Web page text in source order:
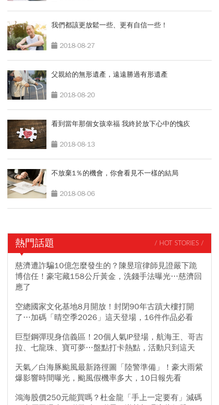
我們都該更放鬆一些、更有自信一些！
2018-08-27
父親給的無形遺產，遠遠勝過有形遺產
2018-08-20
看到當年那個女孩幸福 我終於放下心中的愧疚
2018-08-13
不放棄1％的機會，你會看見不一樣的結局
2018-08-06
熱門話題 / HOT STORIES /
慈濟遭詐騙10億怎麼發生的？陳昱瑄律師見證嚴下跪
博信任！豪宅藏158公斤黃金，洗錢手法曝光…慈濟回
應了
空總國家文化基地8月開放！封閉90年古蹟大樓打開
了…加碼「晴空季2026」這天登場，16件作品必看
巨型鋼彈現身信義區！20個人氣IP登場，航海王、哥吉
拉、七龍珠、寶可夢…盤點打卡熱點，活動只到這天
天氣／白海豚颱風最新路徑圖「陸警準備」！豪大雨紫
爆影響時間曝光，颱風假機率多大，10日報先看
鴻海股價250元能買嗎？杜金龍「手上一定要有」減碼